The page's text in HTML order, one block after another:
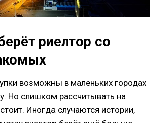
риелтор со
возможны в маленьких городах
Но слишком рассчитывать на
Иногда случаются истории,